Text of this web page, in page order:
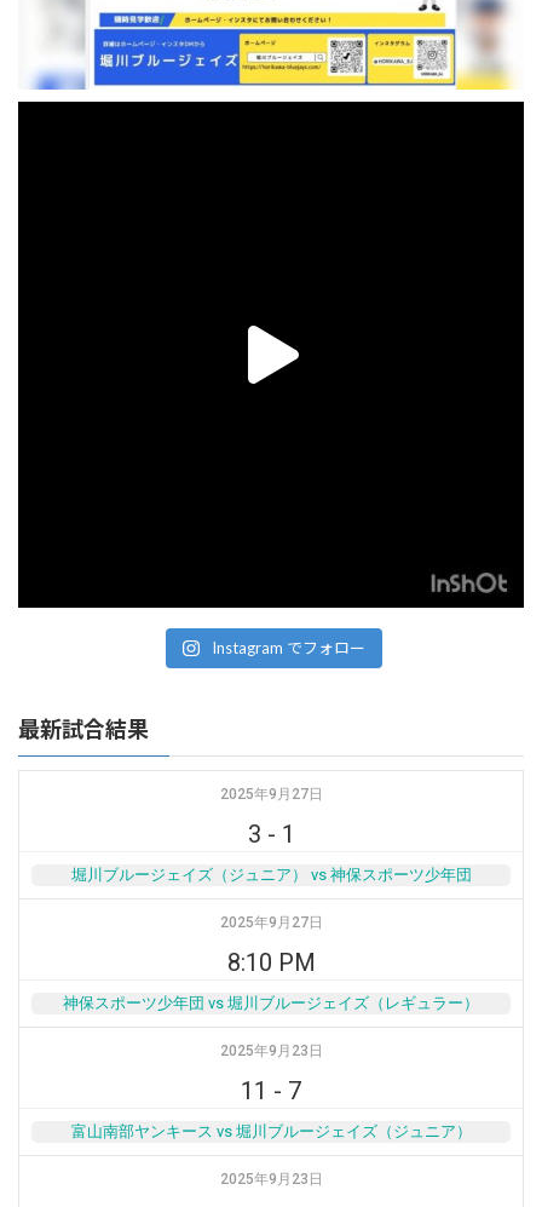
Instagram でフォロー
最新試合結果
2025年9月27日
3 - 1
堀川ブルージェイズ（ジュニア） vs 神保スポーツ少年団
2025年9月27日
8:10 PM
神保スポーツ少年団 vs 堀川ブルージェイズ（レギュラー）
2025年9月23日
11 - 7
富山南部ヤンキース vs 堀川ブルージェイズ（ジュニア）
2025年9月23日